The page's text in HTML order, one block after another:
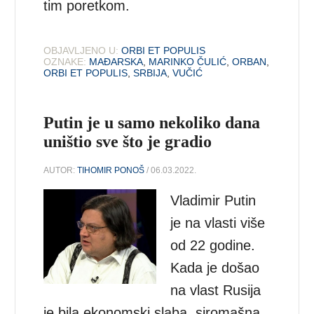
tim poretkom.
OBJAVLJENO U: ORBI ET POPULIS
OZNAKE: MAĐARSKA MARINKO ČULIĆ ,ORBAN
ORBI ET POPULIS ,SRBIJA ,VUČIĆ
Putin je u samo nekoliko dana
uništio sve što je gradio
AUTOR:TIHOMIR PONOŠ / 06.03.2022.
Vladimir Putin
je na vlasti više
od 22 godine.
Kada je došao
na vlast Rusija